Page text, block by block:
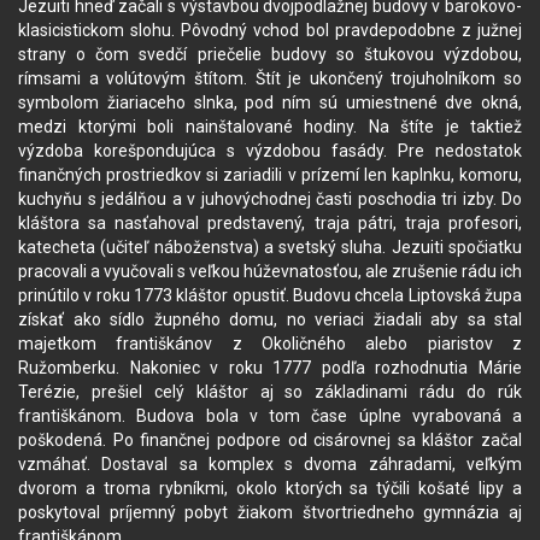
Jezuiti hneď začali s výstavbou dvojpodlažnej budovy v barokovo-
klasicistickom slohu. Pôvodný vchod bol pravdepodobne z južnej
strany o čom svedčí priečelie budovy so štukovou výzdobou,
rímsami a volútovým štítom. Štít je ukončený trojuholníkom so
symbolom žiariaceho slnka, pod ním sú umiestnené dve okná,
medzi ktorými boli nainštalované hodiny. Na štíte je taktiež
výzdoba korešpondujúca s výzdobou fasády. Pre nedostatok
finančných prostriedkov si zariadili v prízemí len kaplnku, komoru,
kuchyňu s jedálňou a v juhovýchodnej časti poschodia tri izby. Do
kláštora sa nasťahoval predstavený, traja pátri, traja profesori,
katecheta (učiteľ náboženstva) a svetský sluha. Jezuiti spočiatku
pracovali a vyučovali s veľkou húževnatosťou, ale zrušenie rádu ich
prinútilo v roku 1773 kláštor opustiť. Budovu chcela Liptovská župa
získať ako sídlo župného domu, no veriaci žiadali aby sa stal
majetkom františkánov z Okoličného alebo piaristov z
Ružomberku. Nakoniec v roku 1777 podľa rozhodnutia Márie
Terézie, prešiel celý kláštor aj so základinami rádu do rúk
františkánom. Budova bola v tom čase úplne vyrabovaná a
poškodená. Po finančnej podpore od cisárovnej sa kláštor začal
vzmáhať. Dostaval sa komplex s dvoma záhradami, veľkým
dvorom a troma rybníkmi, okolo ktorých sa týčili košaté lipy a
poskytoval príjemný pobyt žiakom štvortriedneho gymnázia aj